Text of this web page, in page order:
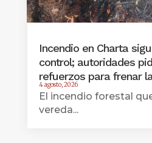
Incendio en Charta
control; autoridades
refuerzos para frenar
4 agosto, 2026
El incendio forestal
vereda...